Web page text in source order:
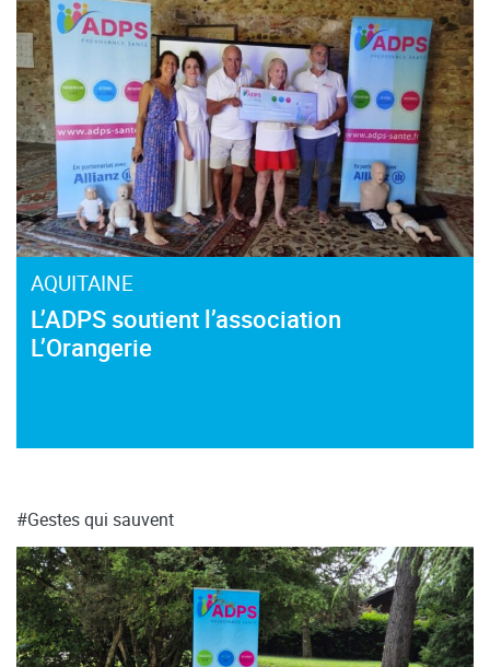
AQUITAINE
L’ADPS soutient l’association
L’Orangerie
#Gestes qui sauvent